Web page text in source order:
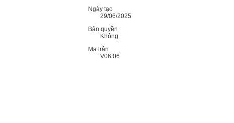
Ngày tạo
29/06/2025
Bản quyền
Không
Ma trận
V06.06